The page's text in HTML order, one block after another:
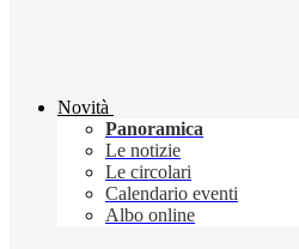
Novità
Panoramica
Le notizie
Le circolari
Calendario eventi
Albo online